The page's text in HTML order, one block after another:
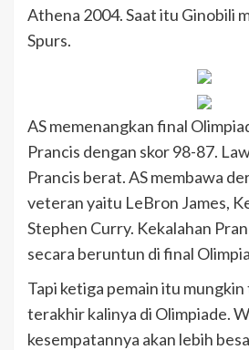
Athena 2004. Saat itu Ginobili
Spurs.
AS memenangkan final
Prancis dengan skor 98-87.
Prancis berat. AS membawa
veteran yaitu LeBron James,
Stephen Curry. Kekalahan
secara beruntun di final
Tapi ketiga pemain itu
terakhir kalinya di Olimpiade.
kesempatannya akan lebih